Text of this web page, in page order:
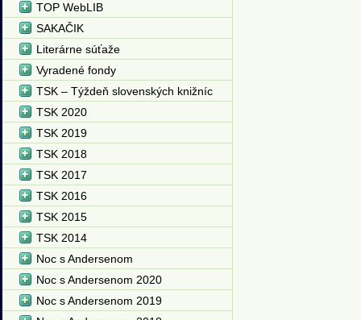
TOP WebLIB
SAKAČIK
Literárne súťaže
Vyradené fondy
TSK – Týždeň slovenských knižníc
TSK 2020
TSK 2019
TSK 2018
TSK 2017
TSK 2016
TSK 2015
TSK 2014
Noc s Andersenom
Noc s Andersenom 2020
Noc s Andersenom 2019